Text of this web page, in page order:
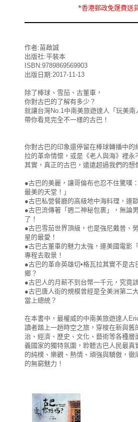
*香港郵政免運費送
作者:苗啟誠
出版社:平裝本
ISBN:9789869569903
出版日期:2017-11-13
除了棒球、雪茄、古董車，
你對古巴的了解有多少？
就讓台灣No.1中南美旅遊達人「玩美南
帶你看見完全不一樣的古巴！
你對古巴的印象還停留在棒球轉播中
拉的革命情懷，或是《老人與海》裡永
其實，真正的古巴，遠遠超過我們的想
●古巴的美麗，讓哥倫布也忍不住驚嘆
最美的天堂！」
●古巴私營餐廳的高級地中海料理，連
●古巴流傳著「週二神秘包裹」，無論
了！
●古巴雪茄世界頂級，也是強尼戴普、
星的最愛！
●古巴古董車的魅力太強，連美國電影
專程去取景！
●古巴的革命英雄切•格瓦拉其實不是古
鄉？
●古巴人的月薪不到台幣一千元，究竟
●古巴唐人街的規模曾經是全美洲第二
當上總統？
在本書中，最權威的中南美旅遊達人
讀者踏上一趟時空之旅，穿梭在新與舊
治、經濟、歷史、文化、藝術等各種層
義國家的獨特氛圍，聆聽古巴人民最真
的純樸、樂觀、熱情、頑強與驕傲，徹
的無窮魅力！